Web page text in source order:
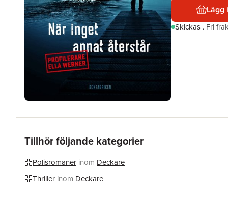
Lägg
Skickas . Fri
Tillhör följande kategorier
Polisromaner inom Deckare
Thriller inom Deckare